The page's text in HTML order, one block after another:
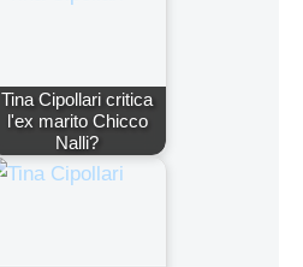
Tina Cipollari critica
l'ex marito Chicco
Nalli?